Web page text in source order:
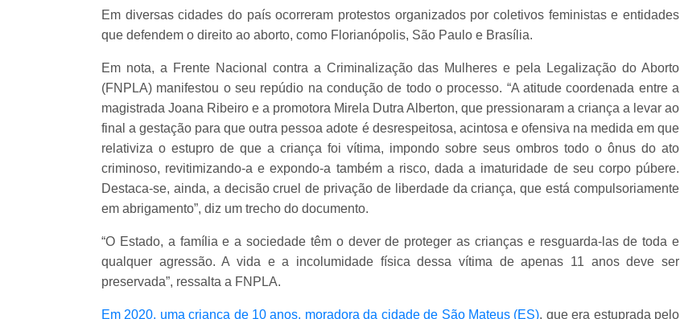
Em diversas cidades do país ocorreram protestos organizados por coletivos feministas e entidades
que defendem o direito ao aborto, como Florianópolis, São Paulo e Brasília.
Em nota, a Frente Nacional contra a Criminalização das Mulheres e pela Legalização do Aborto
(FNPLA) manifestou o seu repúdio na condução de todo o processo. “A atitude coordenada entre a
magistrada Joana Ribeiro e a promotora Mirela Dutra Alberton, que pressionaram a criança a levar ao
final a gestação para que outra pessoa adote é desrespeitosa, acintosa e ofensiva na medida em que
relativiza o estupro de que a criança foi vítima, impondo sobre seus ombros todo o ônus do ato
criminoso, revitimizando-a e expondo-a também a risco, dada a imaturidade de seu corpo púbere.
Destaca-se, ainda, a decisão cruel de privação de liberdade da criança, que está compulsoriamente
em abrigamento”, diz um trecho do documento.
“O Estado, a família e a sociedade têm o dever de proteger as crianças e resguarda-las de toda e
qualquer agressão. A vida e a incolumidade física dessa vítima de apenas 11 anos deve ser
preservada”, ressalta a FNPLA.
Em 2020, uma criança de 10 anos, moradora da cidade de São Mateus (ES), que era estuprada pelo